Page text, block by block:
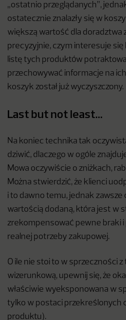
„ostatnio przeglądanych”,
ostatecznie znalazły się w
większą wartość dla doradztwa
precyzyjnie, czym interesuje
listę tych produktów
przechowywać informacje na
koszyk został już wyczyszczony.
Last but not least…
Na koniec technika tak
dziwić, dlaczego w ogóle
Mowa oczywiście o zniżkach,
Można stwierdzić, że klienci
i to dawno temu, jednak zawsze
wartością dodaną, która jest w
zrekompensować pewne braki i
realnej potrzeby zakupowej.
O ile nie stoi to w sprzeczności
wizerunkową, upewnij się, że
właściwie wyeksponowana w
tylko w postaci przekreślonych
produktu).